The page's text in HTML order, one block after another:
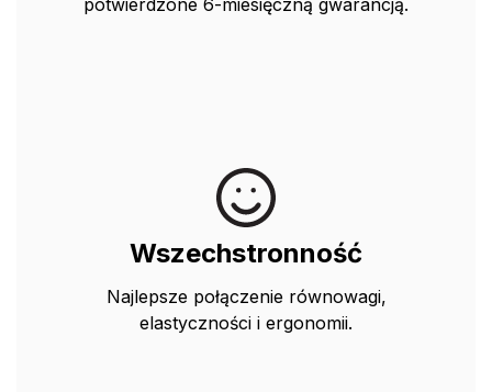
potwierdzone 6-miesięczną gwarancją.
Wszechstronność
Najlepsze połączenie równowagi,
elastyczności i ergonomii.